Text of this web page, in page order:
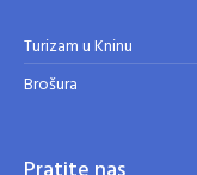
Turizam u Kninu
Brošura